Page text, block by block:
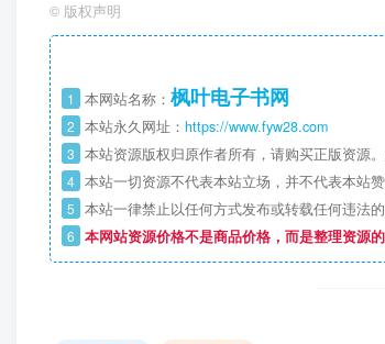
© 版权声明
1 本网站名称： 枫叶电子书网
2 本站永久网址： https://www.fyw28.com
3 本站资源版权归原作者所有，请购买正版资源
4 本站一切资源不代表本站立场，并不代表本站
5 本站一律禁止以任何方式发布或转载任何违法
6 本网站资源价格不是商品价格，而是整理资源